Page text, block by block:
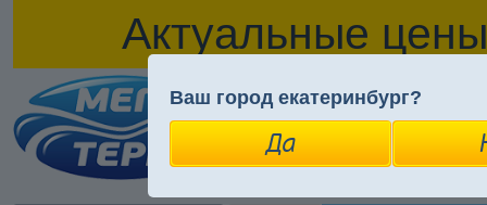
Актуальные
Вход в личный
На главную Вся правда
ОН-ЛАЙН
Ваш город екатеринбург?
Да